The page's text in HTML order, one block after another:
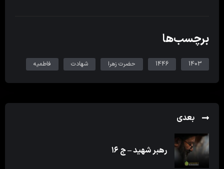
برچسب‌ها
1403
1446 حضرت زهرا شهادت فاطمیه
بعدی
رهبر شهید – ج ۱۶